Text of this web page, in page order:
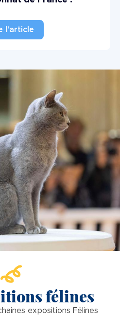
l'article
félines
expositions Félines